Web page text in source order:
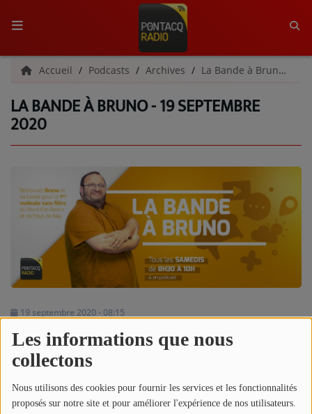
Les informations que nous
collectons
Nous utilisons des cookies pour fournir les services et les fonctionnalités
proposés sur notre site et pour améliorer l'expérience de nos utilisateurs.
ACCUEIL
RADIO
GRILLE DES PROGRAMMES
C'ÉTAIT QUOI CE TITRE ?
MÉDIAS
NOS PROGRAMMES COURTS
ARCHIVES - SAISONS PASSÉES
PHOTOS
Accueil Podcasts Archives La Bande à Bruno | Archives
LA BANDE À BRUNO - 19 SEPTEMBRE
2020
19 septembre 2020 - 08:15
Écouter le podcast
Télécharger le podcast